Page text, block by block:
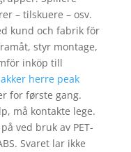
– tilskuere – osv.
kund och fabrik för
styr montage,
inköp till
herre peak
for første gang.
må kontakte lege.
ved bruk av PET-
Svaret lar ikke